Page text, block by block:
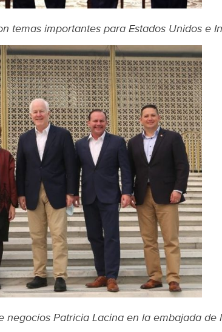
temas importantes para Estados Unidos e
Patricia Lacina en la embajada de